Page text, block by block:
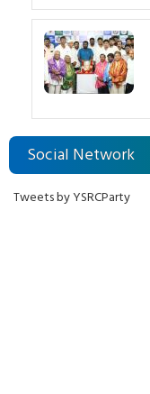
Social Network
Tweets by YSRCParty